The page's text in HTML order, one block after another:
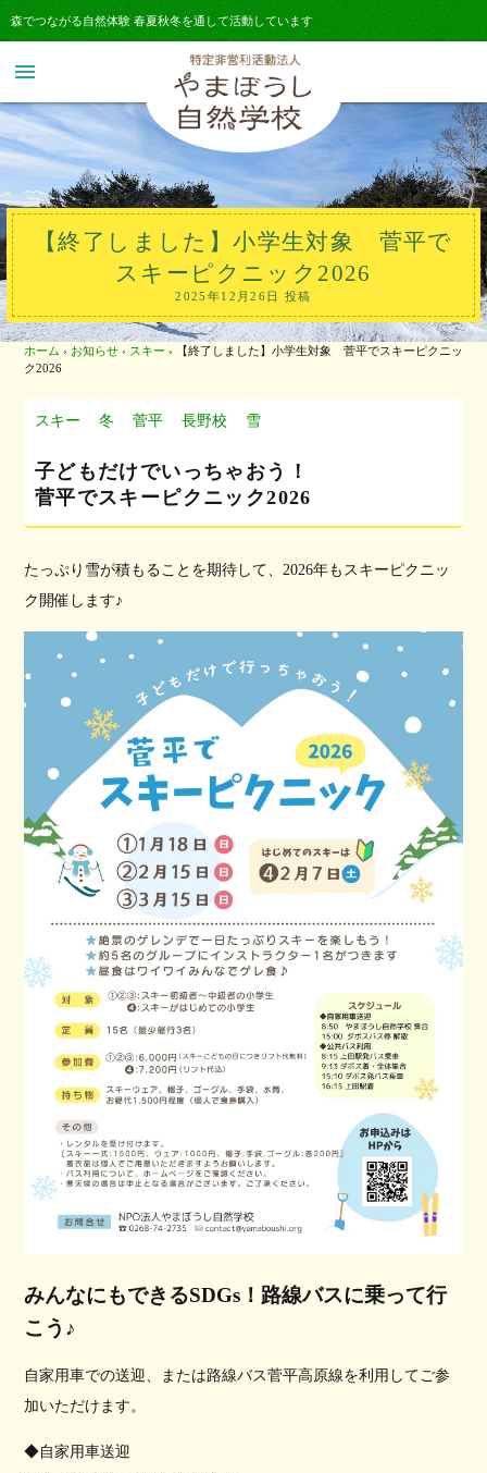
森でつながる自然体験 春夏秋冬を通して活動しています
menu
【終了しました】小学生対象 菅平で
スキーピクニック2026
2025年12月26日 投稿
ホーム › お知らせ › スキー › 【終了しました】小学生対象 菅平でスキーピクニッ
ク2026
スキー 冬 菅平 長野校 雪
子どもだけでいっちゃおう！
菅平でスキーピクニック2026
たっぷり雪が積もることを期待して、2026年もスキーピクニッ
ク開催します♪
みんなにもできるSDGs！路線バスに乗って行
こう♪
自家用車での送迎、または路線バス菅平高原線を利用してご参
加いただけます。
◆自家用車送迎